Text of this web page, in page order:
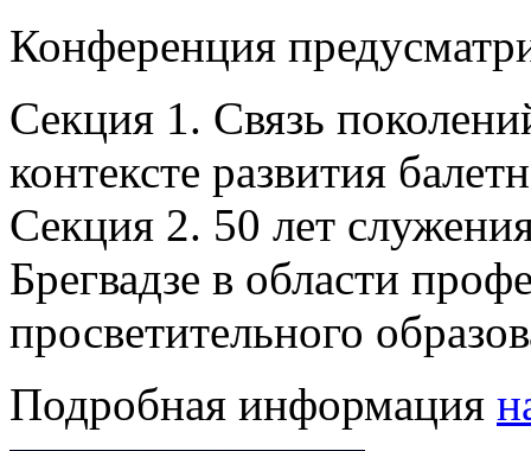
Конференция
Секция 1. Связь
контексте развития
Секция 2. 50 лет
Брегвадзе в области
просветительного
Подробная информация